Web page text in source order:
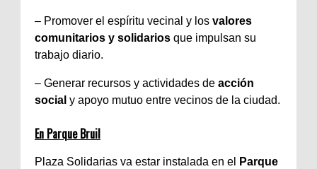
– Promover el espíritu vecinal y los valores
comunitarios y solidarios que impulsan su
trabajo diario.
– Generar recursos y actividades de acción
social y apoyo mutuo entre vecinos de la ciudad.
En Parque Bruil
Plaza Solidarias va estar instalada en el
Parque